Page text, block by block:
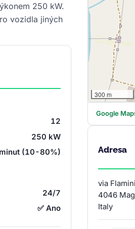
250 kW.
vozidla jiných
12
250 kW
(10-80%)
24/7
✅ Ano
300 m
Google
Adresa
via
4046
Italy